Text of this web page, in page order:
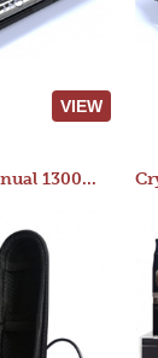
VIEW
JAC 510 Manual 1300mAh Starter Kit